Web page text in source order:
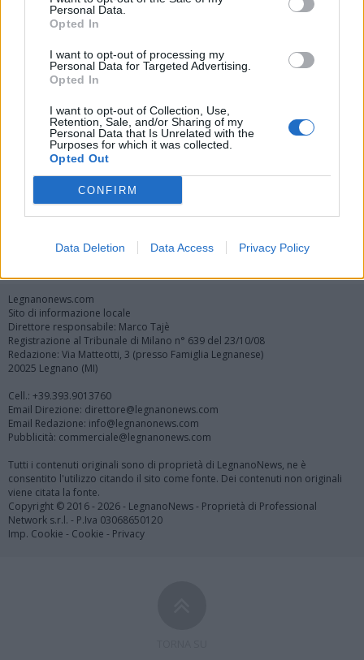
Personal Data.
Opted In
I want to opt-out of processing my
Personal Data for Targeted Advertising.
Opted In
I want to opt-out of Collection, Use,
Retention, Sale, and/or Sharing of my
Personal Data that Is Unrelated with the
Purposes for which it was collected.
Opted Out
CONFIRM
Data Deletion Data Access Privacy Policy
Vai al sito in modalità classica
Registrati Redazione Invia notizia Feed RSS Facebook
Legnanonews.com
Sito di informazione locale
Direttore responsabile: Marco Tajè
Registrazione al Tribunale di Milano n° 639 del 23/10/08
Redazione: Via Matteotti, 3 (presso Famiglia Legnanese)
20025 Legnano (MI)
Cell.: +39.393.9013760
Email Direzione: direttore@legnanonews.com
Email Redazione: info@legnanonews.com
Pubblicità: commerciale@legnanonews.com
Tutti i contenuti originali sono di proprietà di LegnanoNews, ne è
consentito l'utilizzo citando il sito come fonte. Dei contenuti non originali
viene citata la fonte.
Copyright © 2016 - 2026 - LegnanoNews - Proprietà di Professional
Network s.r.l. - P.Iva 03068650120
Imp. Cookie - Cookie - Privacy